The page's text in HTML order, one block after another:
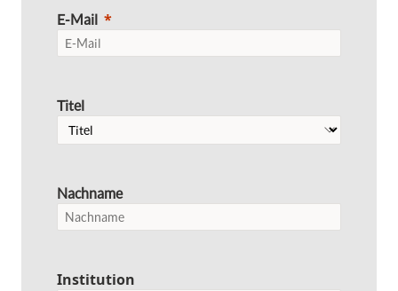
E-Mail
Titel
Nachname
Institution